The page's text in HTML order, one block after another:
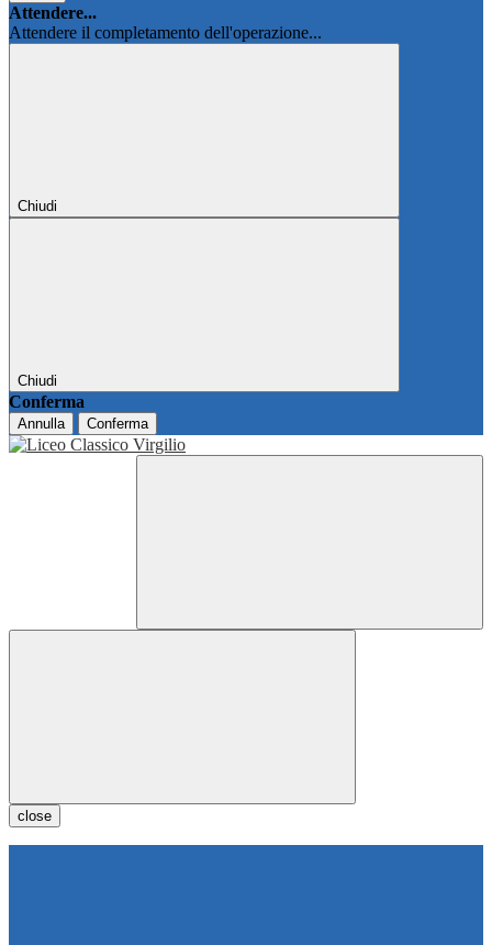
Attendere...
Attendere il completamento dell'operazione...
Chiudi
Chiudi
Conferma
Annulla Conferma
close